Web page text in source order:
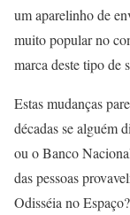
um aparelinho de
muito popular no
marca deste tipo de
Estas mudanças
décadas se alguém
ou o Banco
das pessoas
Odisséia no